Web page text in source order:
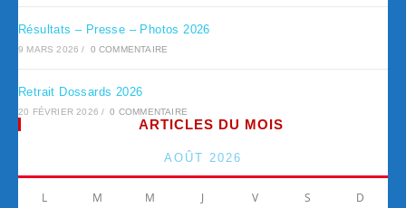
Résultats – Presse – Photos 2026
9 MARS 2026 / 0 COMMENTAIRE
Retrait Dossards 2026
20 FÉVRIER 2026 / 0 COMMENTAIRE
ARTICLES DU MOIS
AOÛT 2026
L M M J V S D